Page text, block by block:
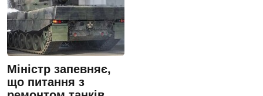
Міністр запевняє,
що питання з